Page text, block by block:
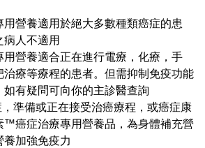
營養適用於絕大多數種類癌症的患
人不適用
營養適合正在進行電療，化療，手
治療等療程的患者。但需抑制免疫功能
如有疑問可向你的主診醫查詢
準備或正在接受治癌療程，或癌症康
™癌症治療專用營養品，為身體補充營
養加強免疫力